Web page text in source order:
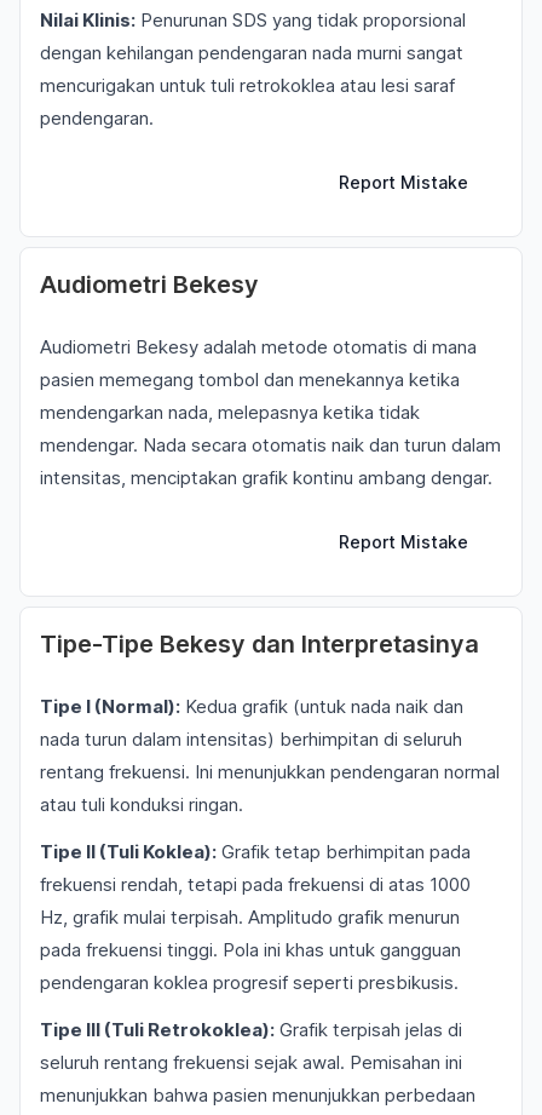
Nilai Klinis: Penurunan SDS yang tidak proporsional
dengan kehilangan pendengaran nada murni sangat
mencurigakan untuk tuli retrokoklea atau lesi saraf
pendengaran.
Report Mistake
Audiometri Bekesy
Audiometri Bekesy adalah metode otomatis di mana
pasien memegang tombol dan menekannya ketika
mendengarkan nada, melepasnya ketika tidak
mendengar. Nada secara otomatis naik dan turun dalam
intensitas, menciptakan grafik kontinu ambang dengar.
Report Mistake
Tipe-Tipe Bekesy dan Interpretasinya
Tipe I (Normal): Kedua grafik (untuk nada naik dan
nada turun dalam intensitas) berhimpitan di seluruh
rentang frekuensi. Ini menunjukkan pendengaran normal
atau tuli konduksi ringan.
Tipe II (Tuli Koklea): Grafik tetap berhimpitan pada
frekuensi rendah, tetapi pada frekuensi di atas 1000
Hz, grafik mulai terpisah. Amplitudo grafik menurun
pada frekuensi tinggi. Pola ini khas untuk gangguan
pendengaran koklea progresif seperti presbikusis.
Tipe III (Tuli Retrokoklea): Grafik terpisah jelas di
seluruh rentang frekuensi sejak awal. Pemisahan ini
menunjukkan bahwa pasien menunjukkan perbedaan